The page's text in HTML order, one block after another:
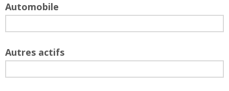
Automobile
Autres actifs